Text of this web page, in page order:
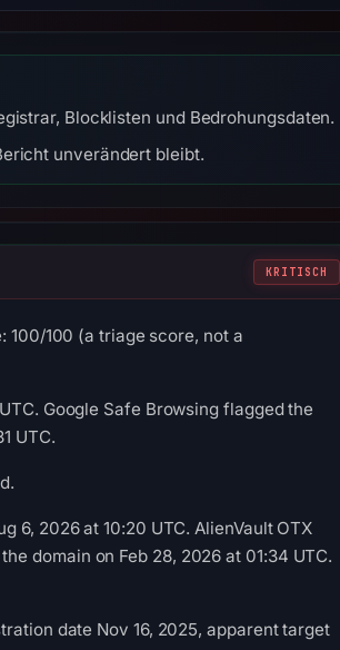
Blocklisten und Bedrohungsdaten.
unverändert bleibt.
KRITISCH
100/100 (a triage score, not a
Google Safe Browsing flagged the
UTC.
6, 2026 at 10:20 UTC. AlienVault OTX
domain on Feb 28, 2026 at 01:34 UTC.
date Nov 16, 2025, apparent target